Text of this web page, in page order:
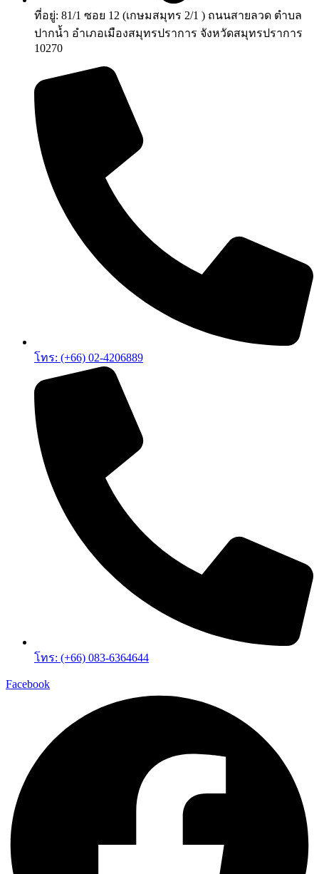
ที่อยู่: 81/1 ซอย 12 (เกษมสมุทร 2/1 ) ถนนสายลวด ตำบล
ปากน้ำ อำเภอเมืองสมุทรปราการ จังหวัดสมุทรปราการ
10270
โทร: (+66) 02-4206889
โทร: (+66) 083-6364644
Facebook